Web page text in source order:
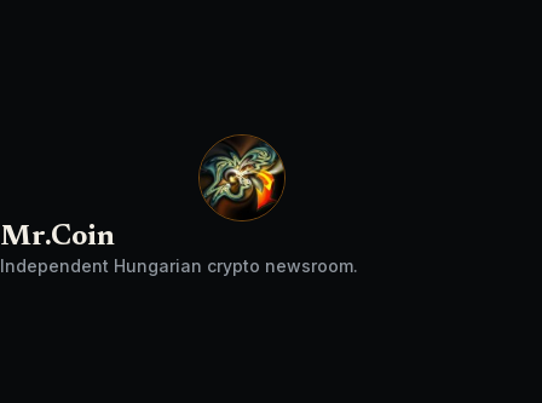
Mr.Coin
Independent Hungarian crypto newsroom.